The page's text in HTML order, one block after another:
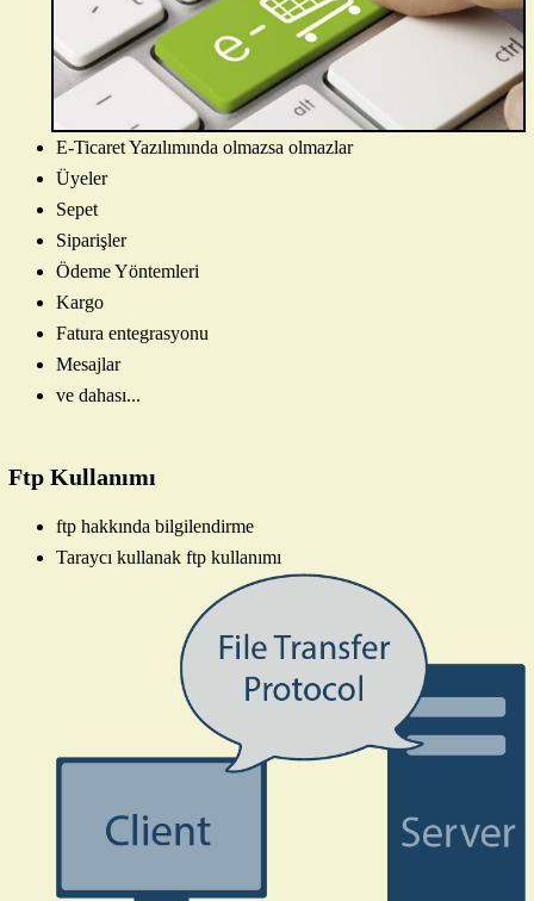
E-Ticaret Yazılımında olmazsa olmazlar
Üyeler
Sepet
Siparişler
Ödeme Yöntemleri
Kargo
Fatura entegrasyonu
Mesajlar
ve dahası...
Ftp Kullanımı
ftp hakkında bilgilendirme
Taraycı kullanak ftp kullanımı